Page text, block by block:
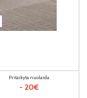
Pritaikyta nuolaida
- 20€